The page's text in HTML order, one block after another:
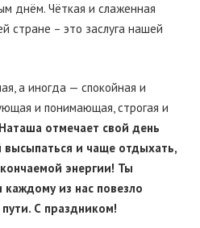
днём. Чёткая и слаженная
стране – это заслуга нашей
а иногда — спокойная и
и понимающая, строгая и
отмечает свой день
и чаще отдыхать,
энергии! Ты
из нас повезло
С праздником!